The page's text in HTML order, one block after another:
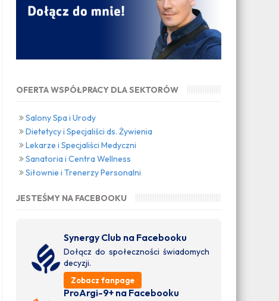
OFERTA WSPÓŁPRACY DLA SEKTORÓW
Salony Spa i Urody
Dietetycy i Specjaliści ds. Żywienia
Lekarze i Specjaliści Medyczni
Sanatoria i Centra Wellness
Siłownie i Trenerzy Personalni
JESTEŚMY NA FACEBOOKU
Synergy Club na Facebooku
Dołącz do społeczności świadomych
decyzji.
Zobacz fanpage
ProArgi-9+ na Facebooku